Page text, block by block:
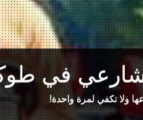
في
ولا تكفي لمرة واحدة!